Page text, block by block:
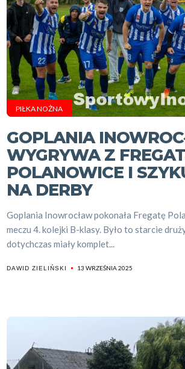
PIŁKA NOŻNA
GOPLANIA
WYGRYWA Z
POLANOWICE I
NA DERBY
Goplania Inowrocław pokonała Fregatę
meczu 4. kolejki B-klasy. Było to starcie
dotychczas miały komplet...
DAWID ZIELIŃSKI 13 WRZEŚNIA 2025